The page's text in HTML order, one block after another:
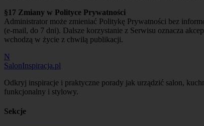
§17 Zmiany w Polityce Prywatności
Administrator może zmieniać Politykę Prywatności bez
(e-mail, do 7 dni). Dalsze korzystanie z Serwisu oznacza
wchodzą w życie z chwilą publikacji.
N
SalonInspiracja.pl
Odkryj inspiracje i praktyczne porady jak urządzić salon,
funkcjonalny i stylowy.
Sekcje